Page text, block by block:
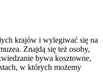
krajów i wylegiwać się na
Znajdą się też osoby,
bywa kosztowne,
w których możemy